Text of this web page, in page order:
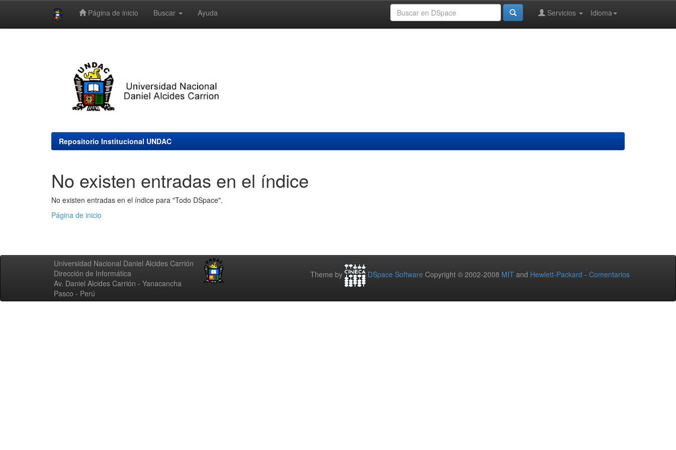
Página de inicio Buscar Ayuda Idioma
Servicios
Repositorio Institucional UNDAC
No existen entradas en el índice
No existen entradas en el índice para "Todo DSpace".
Página de inicio
Universidad Nacional Daniel Alcides Carrión
Dirección de Informática
Av. Daniel Alcides Carrión - Yanacancha
Pasco - Perú
Theme by DSpace Software Copyright © 2002-2008 MIT and Hewlett-Packard - Comentarios